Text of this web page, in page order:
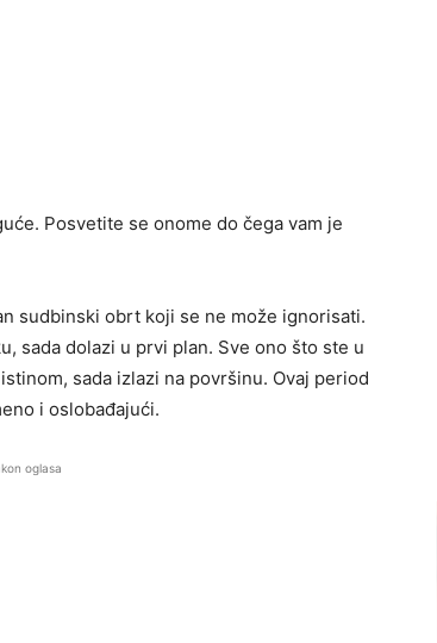
Posvetite se onome do čega vam je
sudbinski obrt koji se ne može ignorisati.
sada dolazi u prvi plan. Sve ono što ste u
sada izlazi na površinu. Ovaj period
i oslobađajući.
oglasa